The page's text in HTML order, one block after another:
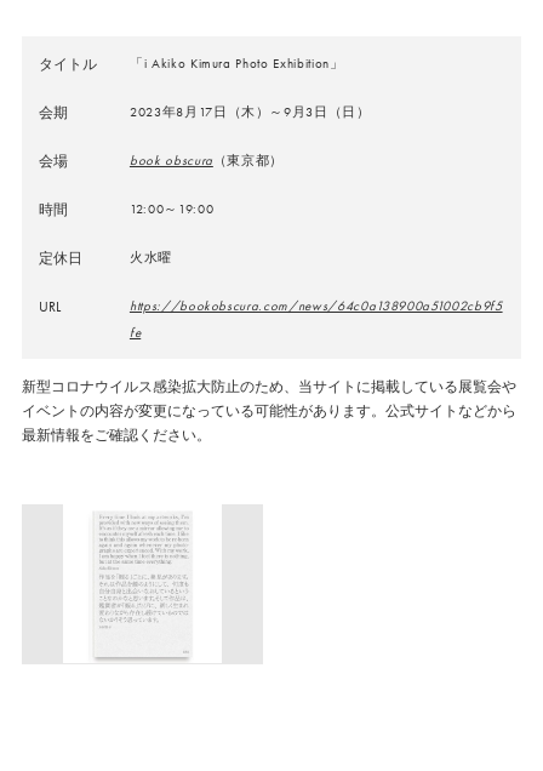
タイトル 「i Akiko Kimura Photo Exhibition」
会期 2023年8月17日（木）～9月3日（日）
会場 book obscura （東京都）
時間 12:00～19:00
定休日 火水曜
URL
https://bookobscura.com/news/64c0a138900a51002cb9f5
fe
新型コロナウイルス感染拡大防止のため、当サイトに掲載している展覧会や
イベントの内容が変更になっている可能性があります。公式サイトなどから
最新情報をご確認ください。